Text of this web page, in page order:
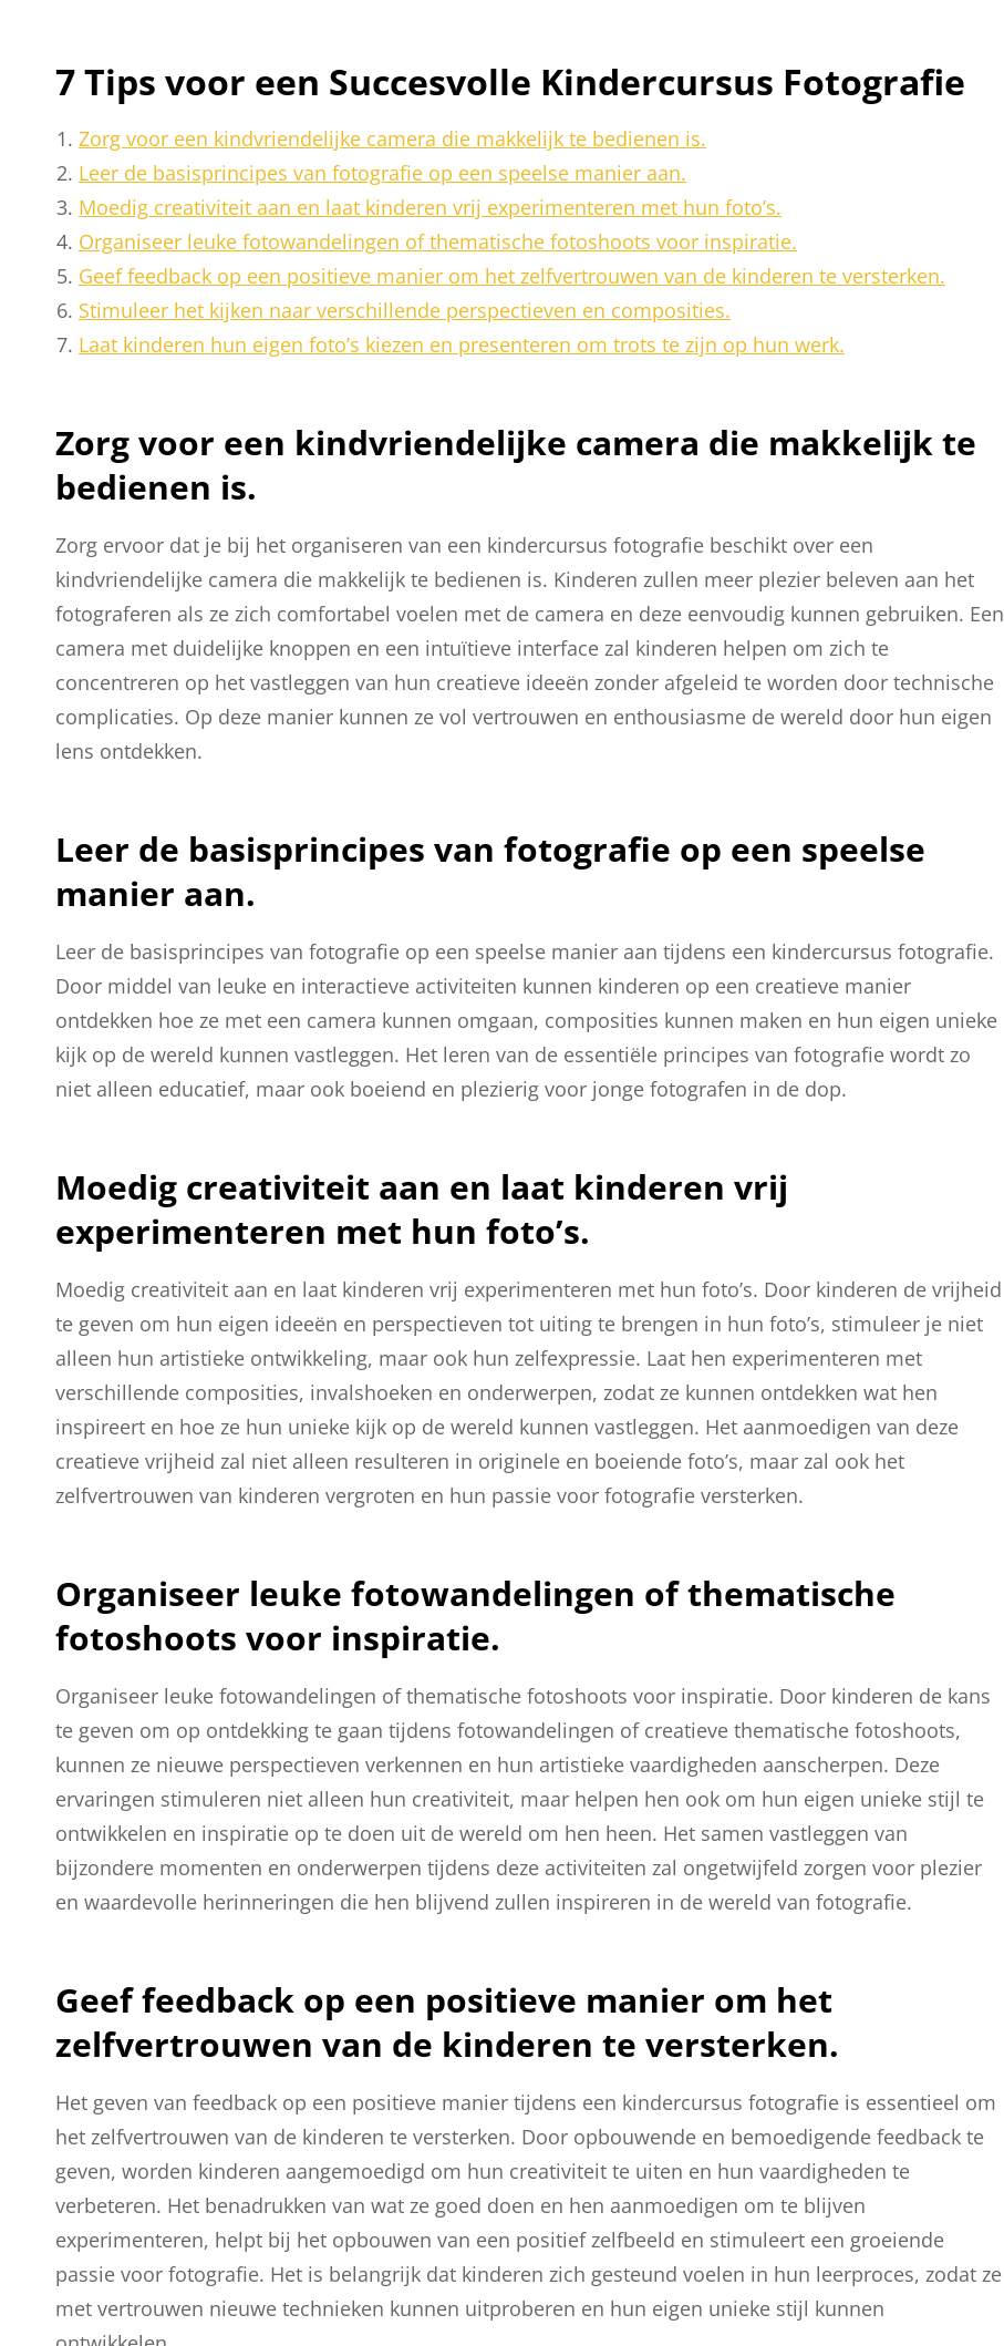
7 Tips voor een Succesvolle Kindercursus Fotografie
Zorg voor een kindvriendelijke camera die makkelijk te bedienen is.
Leer de basisprincipes van fotografie op een speelse manier aan.
Moedig creativiteit aan en laat kinderen vrij experimenteren met hun foto’s.
Organiseer leuke fotowandelingen of thematische fotoshoots voor inspiratie.
Geef feedback op een positieve manier om het zelfvertrouwen van de kinderen te versterken.
Stimuleer het kijken naar verschillende perspectieven en composities.
Laat kinderen hun eigen foto’s kiezen en presenteren om trots te zijn op hun werk.
Zorg voor een kindvriendelijke camera die makkelijk te
bedienen is.
Zorg ervoor dat je bij het organiseren van een kindercursus fotografie beschikt over een
kindvriendelijke camera die makkelijk te bedienen is. Kinderen zullen meer plezier beleven aan het
fotograferen als ze zich comfortabel voelen met de camera en deze eenvoudig kunnen gebruiken. Een
camera met duidelijke knoppen en een intuïtieve interface zal kinderen helpen om zich te
concentreren op het vastleggen van hun creatieve ideeën zonder afgeleid te worden door technische
complicaties. Op deze manier kunnen ze vol vertrouwen en enthousiasme de wereld door hun eigen
lens ontdekken.
Leer de basisprincipes van fotografie op een speelse
manier aan.
Leer de basisprincipes van fotografie op een speelse manier aan tijdens een kindercursus fotografie.
Door middel van leuke en interactieve activiteiten kunnen kinderen op een creatieve manier
ontdekken hoe ze met een camera kunnen omgaan, composities kunnen maken en hun eigen unieke
kijk op de wereld kunnen vastleggen. Het leren van de essentiële principes van fotografie wordt zo
niet alleen educatief, maar ook boeiend en plezierig voor jonge fotografen in de dop.
Moedig creativiteit aan en laat kinderen vrij
experimenteren met hun foto’s.
Moedig creativiteit aan en laat kinderen vrij experimenteren met hun foto’s. Door kinderen de vrijheid
te geven om hun eigen ideeën en perspectieven tot uiting te brengen in hun foto’s, stimuleer je niet
alleen hun artistieke ontwikkeling, maar ook hun zelfexpressie. Laat hen experimenteren met
verschillende composities, invalshoeken en onderwerpen, zodat ze kunnen ontdekken wat hen
inspireert en hoe ze hun unieke kijk op de wereld kunnen vastleggen. Het aanmoedigen van deze
creatieve vrijheid zal niet alleen resulteren in originele en boeiende foto’s, maar zal ook het
zelfvertrouwen van kinderen vergroten en hun passie voor fotografie versterken.
Organiseer leuke fotowandelingen of thematische
fotoshoots voor inspiratie.
Organiseer leuke fotowandelingen of thematische fotoshoots voor inspiratie. Door kinderen de kans
te geven om op ontdekking te gaan tijdens fotowandelingen of creatieve thematische fotoshoots,
kunnen ze nieuwe perspectieven verkennen en hun artistieke vaardigheden aanscherpen. Deze
ervaringen stimuleren niet alleen hun creativiteit, maar helpen hen ook om hun eigen unieke stijl te
ontwikkelen en inspiratie op te doen uit de wereld om hen heen. Het samen vastleggen van
bijzondere momenten en onderwerpen tijdens deze activiteiten zal ongetwijfeld zorgen voor plezier
en waardevolle herinneringen die hen blijvend zullen inspireren in de wereld van fotografie.
Geef feedback op een positieve manier om het
zelfvertrouwen van de kinderen te versterken.
Het geven van feedback op een positieve manier tijdens een kindercursus fotografie is essentieel om
het zelfvertrouwen van de kinderen te versterken. Door opbouwende en bemoedigende feedback te
geven, worden kinderen aangemoedigd om hun creativiteit te uiten en hun vaardigheden te
verbeteren. Het benadrukken van wat ze goed doen en hen aanmoedigen om te blijven
experimenteren, helpt bij het opbouwen van een positief zelfbeeld en stimuleert een groeiende
passie voor fotografie. Het is belangrijk dat kinderen zich gesteund voelen in hun leerproces, zodat ze
met vertrouwen nieuwe technieken kunnen uitproberen en hun eigen unieke stijl kunnen